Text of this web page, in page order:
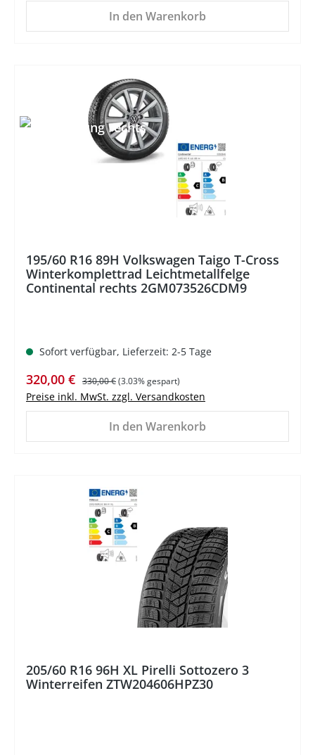
In den Warenkorb
195/60 R16 89H Volkswagen Taigo T-Cross
Winterkomplettrad Leichtmetallfelge
Continental rechts 2GM073526CDM9
Sofort verfügbar, Lieferzeit: 2-5 Tage
Verkaufspreis:
320,00 € Regulärer Preis:
330,00 €(3.03% gespart)
Preise inkl. MwSt. zzgl. Versandkosten
In den Warenkorb
205/60 R16 96H XL Pirelli Sottozero 3
Winterreifen ZTW204606HPZ30